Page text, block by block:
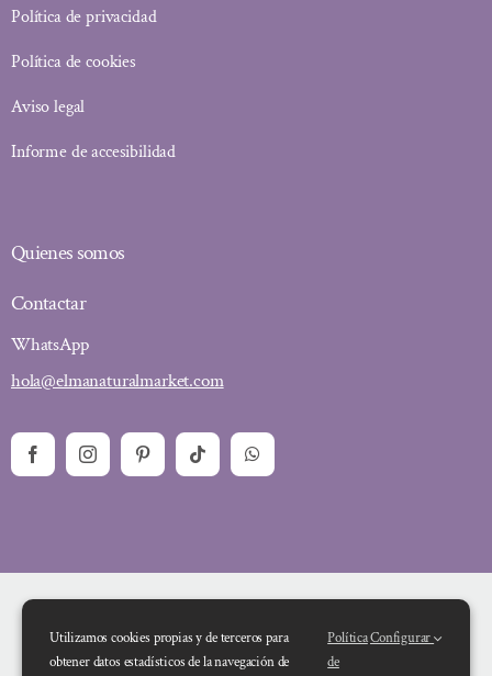
Política de privacidad
Política de cookies
Aviso legal
Informe de accesibilidad
Quienes somos
Contactar
WhatsApp
hola@elmanaturalmarket.com
Utilizamos cookies propias y de terceros para
obtener datos estadísticos de la navegación de
Política
de
Configurar